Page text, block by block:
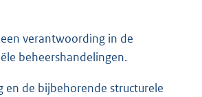
verantwoording in de
beheershandelingen.
de bijbehorende structurele